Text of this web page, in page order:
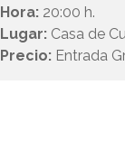
Hora: 20:00 h.
Lugar: Casa de
Precio: Entrada